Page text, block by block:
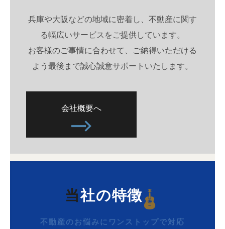
兵庫や大阪などの地域に密着し、不動産に関す
る幅広いサービスをご提供しています。
お客様のご事情に合わせて、ご納得いただける
よう最後まで誠心誠意サポートいたします。
会社概要へ
不動産のお悩みにワンストップで対応
当社の特徴